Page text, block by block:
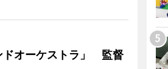
ドオーケストラ」 監督